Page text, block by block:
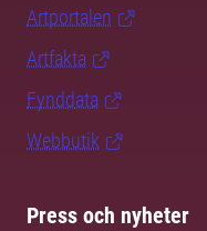
Artportalen
Artfakta
Fynddata
Webbutik
Press och nyheter